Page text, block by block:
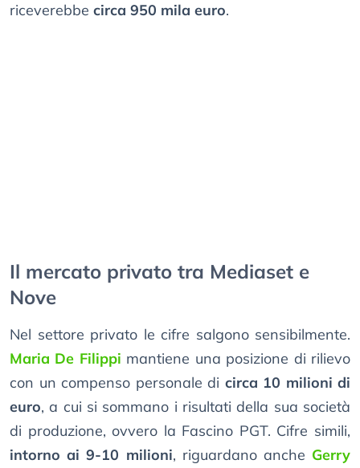
riceverebbe circa 950 mila euro.
Il mercato privato tra Mediaset e
Nove
Nel settore privato le cifre salgono sensibilmente.
Maria De Filippi mantiene una posizione di rilievo
con un compenso personale di circa 10 milioni di
euro, a cui si sommano i risultati della sua società
di produzione, ovvero la Fascino PGT. Cifre simili,
intorno ai 9-10 milioni, riguardano anche Gerry